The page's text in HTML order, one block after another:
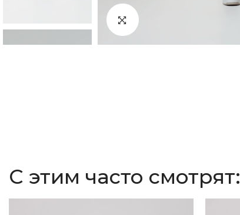
С этим часто смотрят: